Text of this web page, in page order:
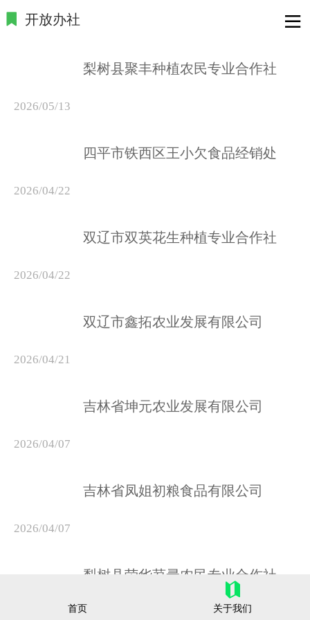
开放办社
梨树县聚丰种植农民专业合作社
2026/05/13
四平市铁西区王小欠食品经销处
2026/04/22
​双辽市双英花生种植专业合作社
2026/04/22
双辽市鑫拓农业发展有限公司
2026/04/21
吉林省坤元农业发展有限公司
2026/04/07
吉林省凤姐初粮食品有限公司
2026/04/07
梨树县荣华苕帚农民专业合作社
2026/04/03首页 关于我们